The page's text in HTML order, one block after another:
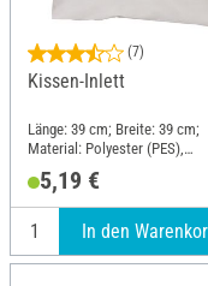
(7)
Kissen-Inlett
Länge: 39 cm; Breite: 39 cm;
Material: Polyester (PES),
5,19 €
In den